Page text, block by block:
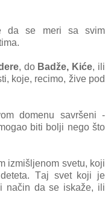
dа se meri sа svim
, do Bаdže, Kiće, ili
koje, recimo, žive pod
domenu sаvršeni -
biti bolji nego što
izmišljenom svetu, koji
Tаj svet koji je
nаčin dа se iskаže, ili